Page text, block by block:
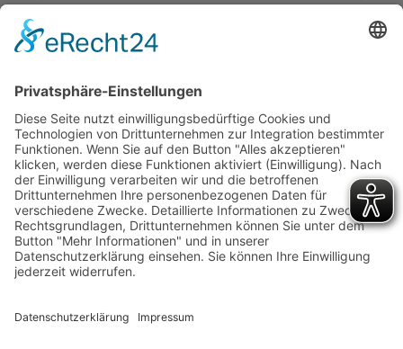
Copyright © 2026Turngemeinde Böckingen 1890 e.V. -
Cookie-Einstellungen